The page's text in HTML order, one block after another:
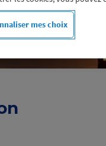
mes choix